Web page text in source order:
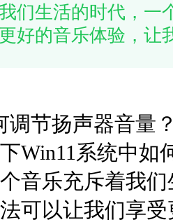
们生活的时代，一
好的音乐体验，让
调节扬声器音量
Win11系统中如
音乐充斥着我
可以让我们享